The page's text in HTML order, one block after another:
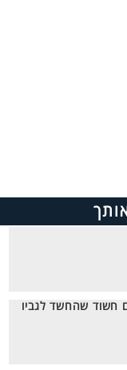
חשוד שהחשד לגביו